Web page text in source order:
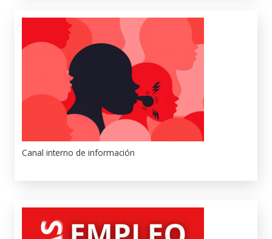
Canal interno de información